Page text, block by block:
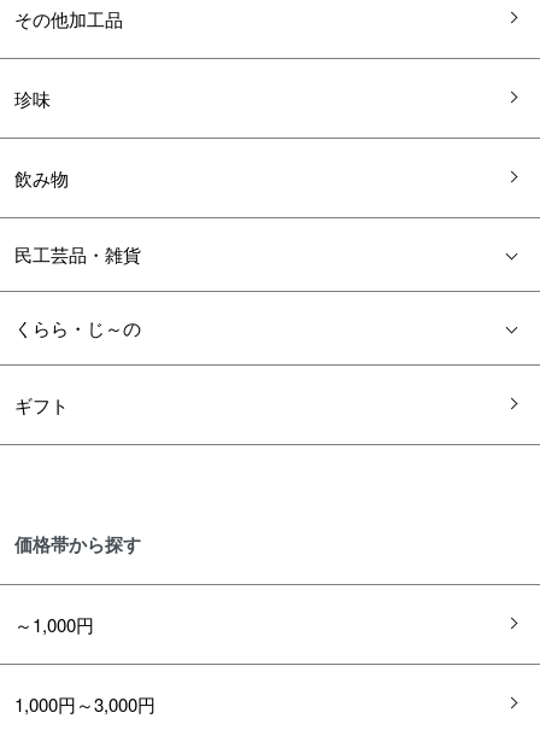
その他加工品
珍味
飲み物
民工芸品・雑貨
くらら・じ～の
ギフト
価格帯から探す
～1,000円
1,000円～3,000円